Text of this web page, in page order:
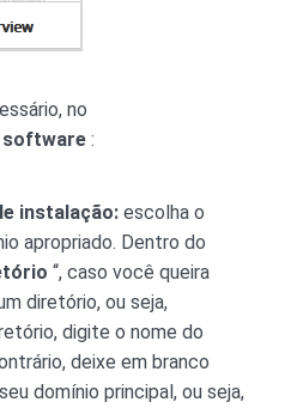
no
software :
instalação: escolha o
apropriado. Dentro do
“, caso você queira
diretório, ou seja,
digite o nome do
deixe em branco
domínio principal, ou seja,